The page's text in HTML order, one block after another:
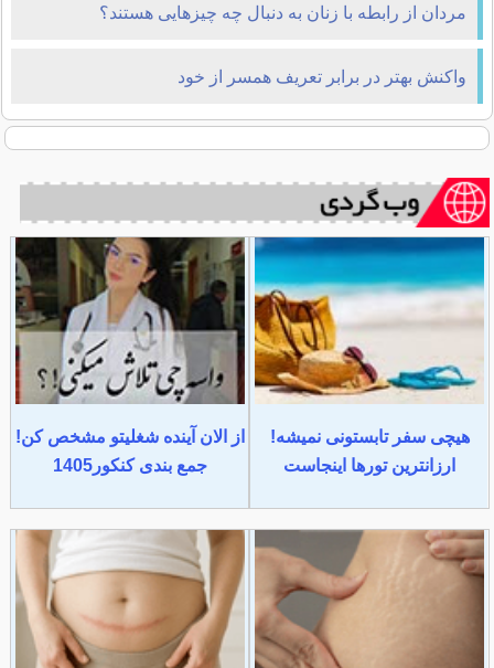
مردان از رابطه با زنان به دنبال چه چیز‌هایی هستند؟
واکنش بهتر در برابر تعریف همسر از خود
هیچی سفر تابستونی نمیشه!
ارزانترین تورها اینجاست
از الان آینده شغلیتو مشخص کن!
جمع بندی کنکور1405